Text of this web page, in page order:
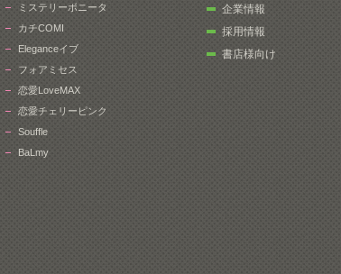
ミステリーボニータ
カチCOMI
Eleganceイブ
フォアミセス
恋愛LoveMAX
恋愛チェリーピンク
Souffle
BaLmy
企業情報
採用情報
書店様向け